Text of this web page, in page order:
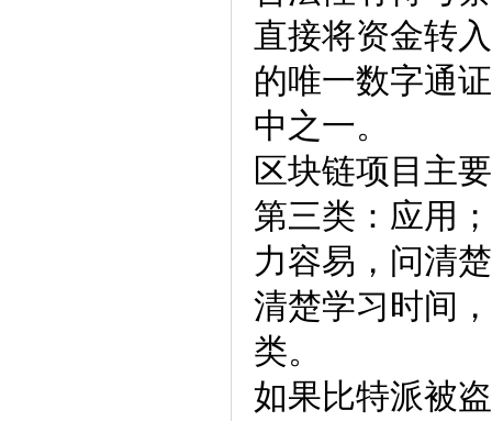
直接将资金转
的唯一数字通
中之一。
区块链项目主
第三类：应用
力容易，问清
清楚学习时间
类。
如果比特派被